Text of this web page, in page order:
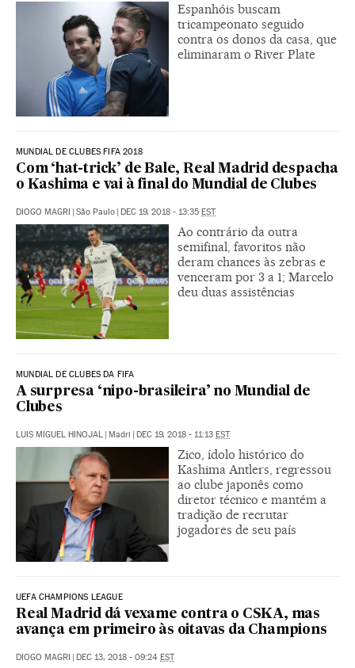
Espanhóis buscam
tricampeonato seguido
contra os donos da casa, que
eliminaram o River Plate
MUNDIAL DE CLUBES FIFA 2018
Com ‘hat-trick’ de Bale, Real Madrid despacha
o Kashima e vai à final do Mundial de Clubes
DIOGO MAGRI | São Paulo | DEC 19, 2018 - 13:35 EST
Ao contrário da outra
semifinal, favoritos não
deram chances às zebras e
venceram por 3 a 1; Marcelo
deu duas assistências
MUNDIAL DE CLUBES DA FIFA
A surpresa ‘nipo-brasileira’ no Mundial de
Clubes
LUIS MIGUEL HINOJAL | Madri | DEC 19, 2018 - 11:13 EST
Zico, ídolo histórico do
Kashima Antlers, regressou
ao clube japonês como
diretor técnico e mantém a
tradição de recrutar
jogadores de seu país
UEFA CHAMPIONS LEAGUE
Real Madrid dá vexame contra o CSKA, mas
avança em primeiro às oitavas da Champions
DIOGO MAGRI | DEC 13, 2018 - 09:24 EST